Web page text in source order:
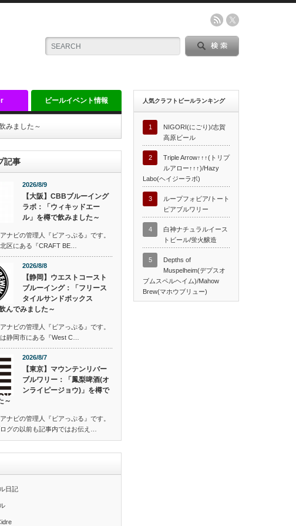
ビールイベント情報
みました～
記事
2026/8/9
【大阪】CBBブルーイング
ラボ：「ウィキッドエー
ル」を樽で飲みました～
ナビの管理人『ビアっぷる』です。
区にある『CRAFT BE…
2026/8/8
【静岡】ウエストコースト
ブルーイング：「フリース
タイルサンドボックス
んでみました～
ナビの管理人『ビアっぷる』です。
静岡市にある『West C…
2026/8/7
【東京】マウンテンリバー
ブルワリー：「鳳梨啤酒(オ
ンライピージョウ)」を樽で
～
ナビの管理人『ビアっぷる』です。
グの以前も記事内ではお伝え…
日記
人気クラフトビールランキング
1
NIGORI(にごり)/志賀
高原ビール
2
Triple Arrow↑↑↑(トリプ
ルアロー↑↑↑)/Hazy
Labo(ヘイジーラボ)
3
ループフォビア/トート
ピアブルワリー
4
白神ナチュラルイース
トビール/蛍火醸造
5
Depths of
Muspelheim(デプスオ
ブムスペルヘイム)/Mahow
Brew(マホウブリュー)